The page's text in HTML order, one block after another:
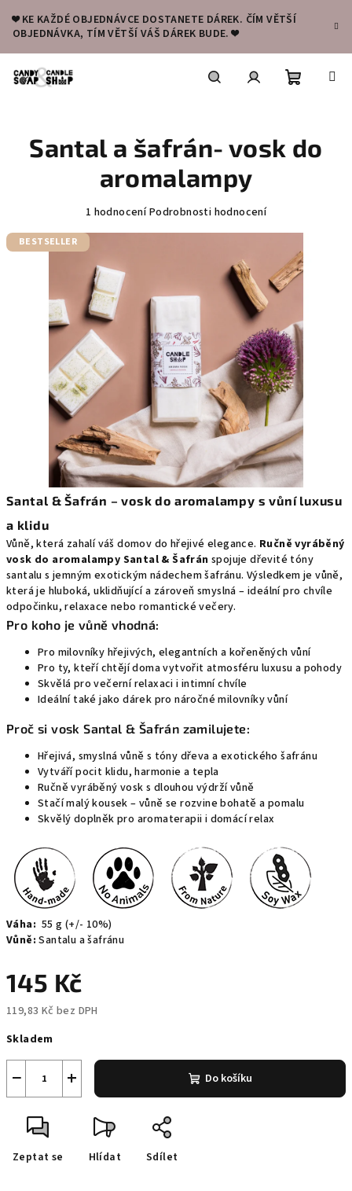
obsah
❤️ KE KAŽDÉ OBJEDNÁVCE DOSTANETE DÁREK. ČÍM VĚTŠÍ
OBJEDNÁVKA, TÍM VĚTŠÍ VÁŠ DÁREK BUDE. ❤️
košík
Santal & Šafrán – vosk do aromalampy s vůní luxusu
a klidu
Vůně, která zahalí váš domov do hřejivé elegance. Ručně vyráběný
vosk do aromalampy Santal & Šafrán spojuje dřevité tóny
santalu s jemným exotickým nádechem šafránu. Výsledkem je vůně,
která je hluboká, uklidňující a zároveň smyslná – ideální pro chvíle
odpočinku, relaxace nebo romantické večery.
Pro koho je vůně vhodná:
Pro milovníky hřejivých, elegantních a kořeněných vůní
Pro ty, kteří chtějí doma vytvořit atmosféru luxusu a pohody
Skvělá pro večerní relaxaci i intimní chvíle
Ideální také jako dárek pro náročné milovníky vůní
Proč si vosk Santal & Šafrán zamilujete:
Hřejivá, smyslná vůně s tóny dřeva a exotického šafránu
Vytváří pocit klidu, harmonie a tepla
Ručně vyráběný vosk s dlouhou výdrží vůně
Stačí malý kousek – vůně se rozvine bohatě a pomalu
Skvělý doplněk pro aromaterapii i domácí relax
Váha: 55 g (+/- 10%)
Vůně: Santalu a šafránu
145 Kč
119,83 Kč bez DPH
cena:
Skladem
+
− Do košíku
Zeptat se Hlídat Sdílet
Santal a šafrán- vosk do
aromalampy
Průměrné
5,0
5
hvězdiček.
1 hodnoceníPodrobnosti hodnocení
BESTSELLER